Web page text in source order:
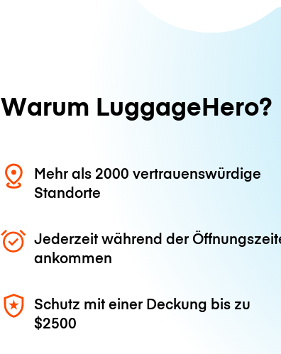
Warum LuggageHero?
Mehr als 2000 vertrauenswürdige
Standorte
Jederzeit während der
ankommen
Schutz mit einer Deckung bis zu
$2500